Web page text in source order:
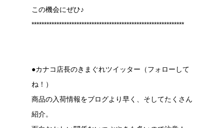
この機会にぜひ♪
*************************************************************
●カナコ店長のきまぐれツイッター（フォローして
ね！）
商品の入荷情報をブログより早く、そしてたくさん
紹介。